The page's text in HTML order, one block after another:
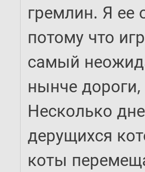
гремлин. Я ее
потому что
самый
нынче
Несколько
дерущихся
коты